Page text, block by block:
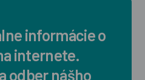
informácie o
internete.
odber nášho